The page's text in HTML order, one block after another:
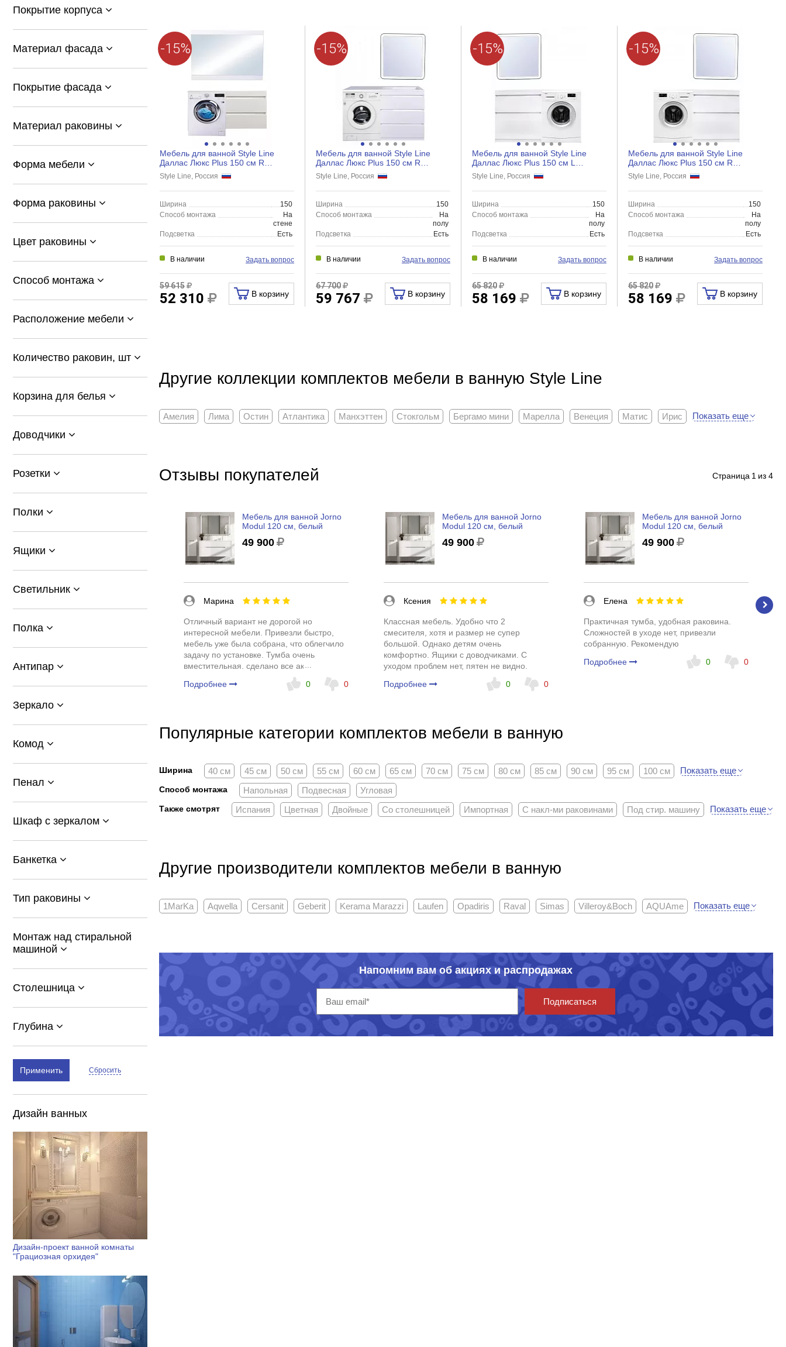
Покрытие корпуса
Материал фасада
Покрытие фасада
Материал раковины
Форма мебели
Форма раковины
Цвет раковины
Способ монтажа
Расположение мебели
Количество раковин, шт
Корзина для белья
Доводчики
Розетки
Полки
Ящики
Светильник
Полка
Антипар
Зеркало
Комод
Пенал
Шкаф с зеркалом
Банкетка
Тип раковины
Монтаж над стиральной
машиной
Столешница
Глубина
Применить Сбросить
Дизайн ванных
Дизайн-проект ванной комнаты
"Грациозная орхидея"
-15%
Мебель для ванной Style Line
Даллас Люкс Plus 150 см R
подвесная, белый глянец
Style Line, Россия
Ширина
150
Способ монтажа
На
стене
Подсветка
Есть
В наличии Задать вопрос
59 615
52 310 В корзину
-15%
Мебель для ванной Style Line
Даллас Люкс Plus 150 см R
напольная, 3 ящика, белый...
Style Line, Россия
Ширина
150
Способ монтажа
На
полу
Подсветка
Есть
В наличии Задать вопрос
67 700
59 767 В корзину
-15%
Мебель для ванной Style Line
Даллас Люкс Plus 150 см L
напольная, 2 ящика, белый...
Style Line, Россия
Ширина
150
Способ монтажа
На
полу
Подсветка
Есть
В наличии Задать вопрос
65 820
58 169 В корзину
-15%
Мебель для ванной Style Line
Даллас Люкс Plus 150 см R
напольная, 2 ящика, белый...
Style Line, Россия
Ширина
150
Способ монтажа
На
полу
Подсветка
Есть
В наличии Задать вопрос
65 820
58 169 В корзину
Другие коллекции комплектов мебели в ванную Style Line
Амелия Лима Остин Атлантика Манхэттен Стокгольм Бергамо мини Марелла Венеция Матис Ирис Показать еще
Отзывы покупателей Страница 1 из 4
Мебель для ванной Jorno
Modul 120 см, белый
49 900
Марина
Отличный вариант не дорогой но
интересной мебели. Привезли быстро,
мебель уже была собрана, что облегчило
задачу по установке. Тумба очень
вместительная. сделано все аккуратно,
раковина ровная, без скосов.
Пользоваться удобно.
Подробнее 0 0
Мебель для ванной Jorno
Modul 120 см, белый
49 900
Ксения
Классная мебель. Удобно что 2
смесителя, хотя и размер не супер
большой. Однако детям очень
комфортно. Ящики с доводчиками. С
уходом проблем нет, пятен не видно.
Подробнее
0 0
Мебель для ванной Jorno
Modul 120 см, белый
49 900
Елена
Практичная тумба, удобная раковина.
Сложностей в уходе нет, привезли
собранную. Рекомендую
Подробнее
0 0
Популярные категории комплектов мебели в ванную
Ширина 40 см 45 см 50 см 55 см 60 см 65 см 70 см 75 см 80 см 85 см 90 см 95 см 100 см Показать еще
Способ монтажа Напольная Подвесная Угловая
Также смотрят Испания Цветная Двойные Со столешницей Импортная С накл-ми раковинами Под стир. машину Показать еще
Другие производители комплектов мебели в ванную
1MarKa Aqwella Cersanit Geberit Kerama Marazzi Laufen Opadiris Raval Simas Villeroy&Boch AQUAme Показать еще
Напомним вам об акциях и распродажах
Подписаться